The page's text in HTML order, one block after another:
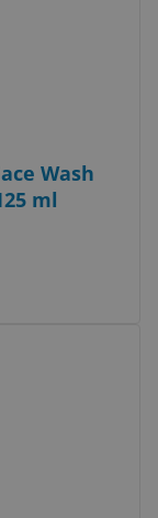
Wash
ml